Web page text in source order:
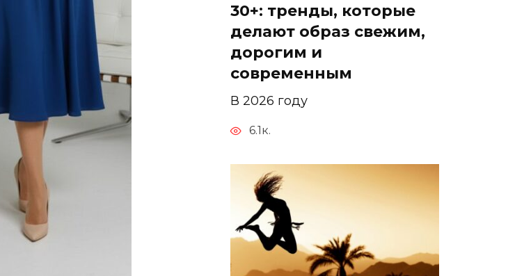
30+: тренды, которые
делают образ свежим,
дорогим и
современным
В 2026 году
6.1к.